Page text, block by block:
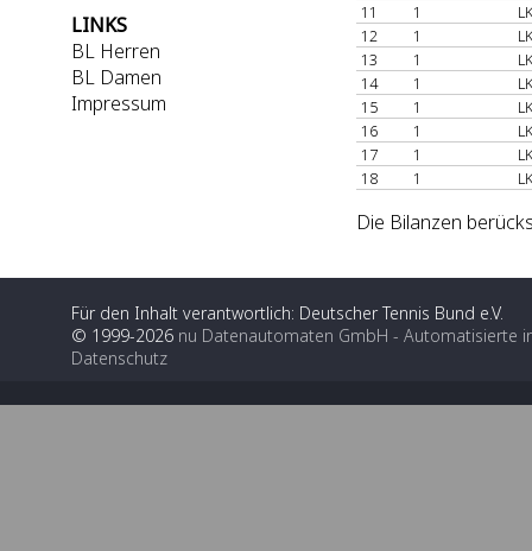
LINKS
BL Herren
BL Damen
Impressum
11
1
12
1
13
1
14
1
15
1
16
1
17
1
18
1
Die Bilanzen
Für den Inhalt verantwortlich: Deutscher Tennis Bund e.V.
© 1999-2026 nu Datenautomaten GmbH - Automatisierte
Datenschutz